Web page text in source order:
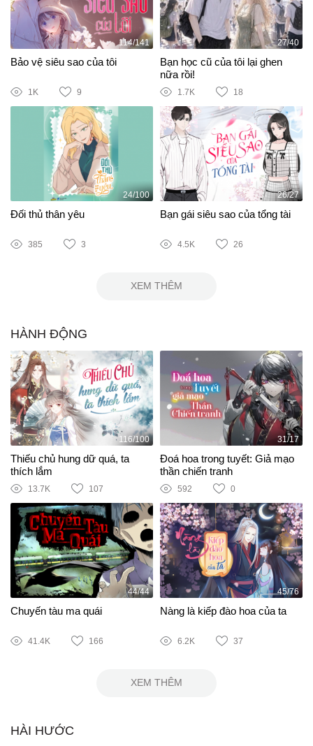
114/141
Bảo vệ siêu sao của tôi
1K 9
27/40
Bạn học cũ của tôi lại ghen
nữa rồi!
1.7K 18
24/100
Đối thủ thân yêu
385 3
26/27
Bạn gái siêu sao của tổng tài
4.5K 26
XEM THÊM
HÀNH ĐỘNG
116/100
Thiếu chủ hung dữ quá, ta
thích lắm
13.7K 107
31/17
Đoá hoa trong tuyết: Giả mạo
thần chiến tranh
592 0
44/44
Chuyến tàu ma quái
41.4K 166
45/76
Nàng là kiếp đào hoa của ta
6.2K 37
XEM THÊM
HÀI HƯỚC